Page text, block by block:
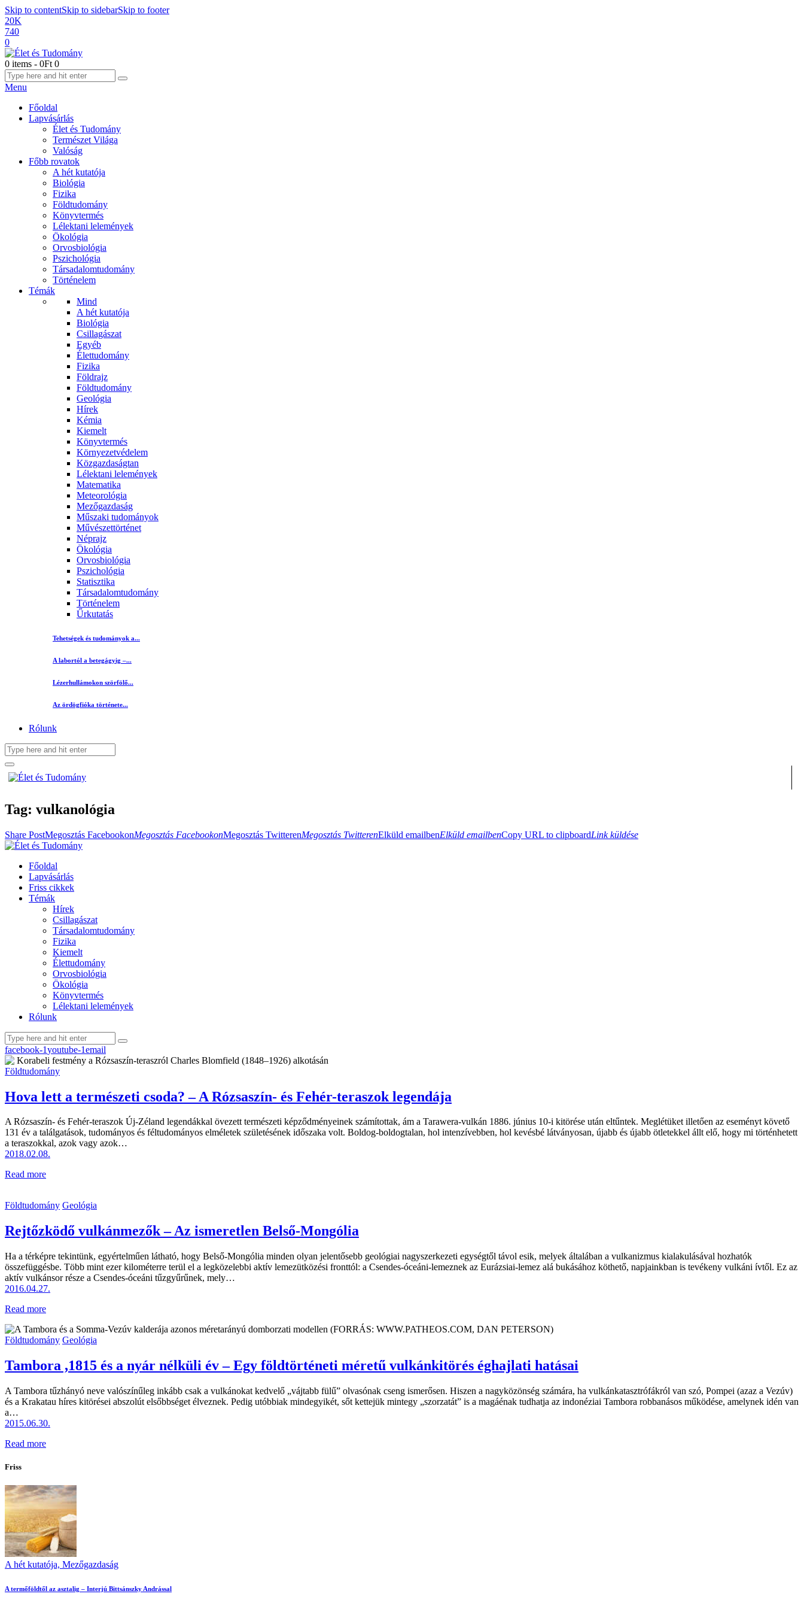
Skip to contentSkip to sidebarSkip to footer
20K
740
0
0 items - 0Ft 0
Menu
Főoldal
Lapvásárlás
Élet és Tudomány
Természet Világa
Valóság
Főbb rovatok
A hét kutatója
Biológia
Fizika
Földtudomány
Könyvtermés
Lélektani lelemények
Ökológia
Orvosbiológia
Pszichológia
Társadalomtudomány
Történelem
Témák
Mind
A hét kutatója
Biológia
Csillagászat
Egyéb
Élettudomány
Fizika
Földrajz
Földtudomány
Geológia
Hírek
Kémia
Kiemelt
Könyvtermés
Környezetvédelem
Közgazdaságtan
Lélektani lelemények
Matematika
Meteorológia
Mezőgazdaság
Műszaki tudományok
Művészettörténet
Néprajz
Ökológia
Orvosbiológia
Pszichológia
Statisztika
Társadalomtudomány
Történelem
Űrkutatás
Tehetségek és tudományok a...
A labortól a betegágyig –...
Lézerhullámokon szörfölő...
Az ördögfióka története...
Rólunk
Tag: vulkanológia
Share PostMegosztás FacebookonMegosztás FacebookonMegosztás TwitterenMegosztás TwitterenElküld emailbenElküld emailbenCopy URL to clipboardLink küldése
Főoldal
Lapvásárlás
Friss cikkek
Témák
Hírek
Csillagászat
Társadalomtudomány
Fizika
Kiemelt
Élettudomány
Orvosbiológia
Ökológia
Könyvtermés
Lélektani lelemények
Rólunk
facebook-1youtube-1email
Földtudomány
Hova lett a természeti csoda? – A Rózsaszín- és Fehér-teraszok legendája
A Rózsaszín- és Fehér-teraszok Új-Zéland legendákkal övezett természeti képződményeinek számítottak, ám a Tarawera-vulkán 1886. június 10-i kitörése után eltűntek. Meglétüket illetően az eseményt követő
131 év a találgatások, tudományos és féltudományos elméletek születésének időszaka volt. Boldog-boldogtalan, hol intenzívebben, hol kevésbé látványosan, újabb és újabb ötletekkel állt elő, hogy mi történhetett
a teraszokkal, azok vagy azok…
2018.02.08.
Read more
Földtudomány Geológia
Rejtőzködő vulkánmezők – Az ismeretlen Belső-Mongólia
Ha a térképre tekintünk, egyértelműen látható, hogy Belső-Mongólia minden olyan jelentősebb geológiai nagyszerkezeti egységtől távol esik, melyek általában a vulkanizmus kialakulásával hozhatók
összefüggésbe. Több mint ezer kilométerre terül el a legközelebbi aktív lemezütközési fronttól: a Csendes-óceáni-lemeznek az Eurázsiai-lemez alá bukásához köthető, napjainkban is tevékeny vulkáni ívtől. Ez az
aktív vulkánsor része a Csendes-óceáni tűzgyűrűnek, mely…
2016.04.27.
Read more
Földtudomány Geológia
Tambora ,1815 és a nyár nélküli év – Egy földtörténeti méretű vulkánkitörés éghajlati hatásai
A Tambora tűzhányó neve valószínűleg inkább csak a vulkánokat kedvelő „vájtabb fülű” olvasónak cseng ismerősen. Hiszen a nagyközönség számára, ha vulkánkatasztrófákról van szó, Pompei (azaz a Vezúv)
és a Krakatau híres kitörései abszolút elsőbbséget élveznek. Pedig utóbbiak mindegyikét, sőt kettejük mintegy „szorzatát” is a magáénak tudhatja az indonéziai Tambora robbanásos működése, amelynek idén van
a…
2015.06.30.
Read more
Friss
A hét kutatója, Mezőgazdaság
A termőföldtől az asztalig – Interjú Bittsánszky Andrással